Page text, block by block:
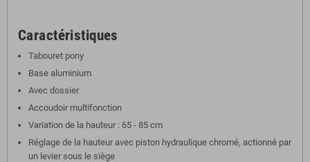
Caractéristiques
Tabouret pony
Base aluminium
Avec dossier
Accoudoir multifonction
Variation de la hauteur : 65 - 85 cm
Réglage de la hauteur avec piston hydraulique chromé, actionné par
un levier sous le siège